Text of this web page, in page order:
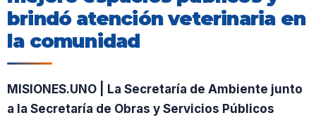
brindó atención veterinaria en
la comunidad
MISIONES.UNO | La Secretaría de Ambiente junto
a la Secretaría de Obras y Servicios Públicos